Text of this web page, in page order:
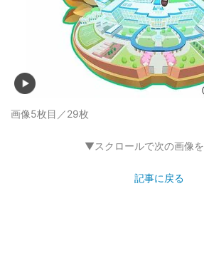
画像5枚目／29枚
▼スクロールで次の画像
記事に戻る